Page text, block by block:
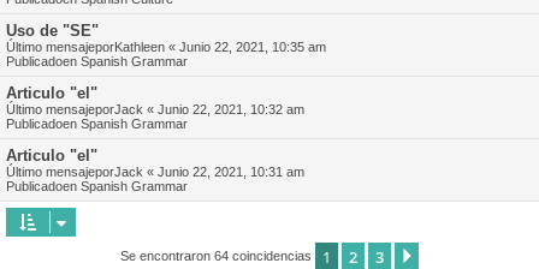
Uso de "SE"
Último mensajeporKathleen « Junio 22, 2021, 10:35 am
Publicadoen Spanish Grammar
Articulo "el"
Último mensajeporJack « Junio 22, 2021, 10:32 am
Publicadoen Spanish Grammar
Articulo "el"
Último mensajeporJack « Junio 22, 2021, 10:31 am
Publicadoen Spanish Grammar
Se encontraron 64 coincidencias 1 2 3